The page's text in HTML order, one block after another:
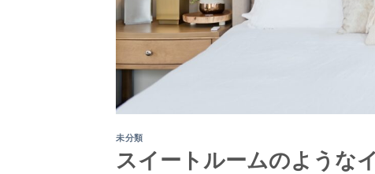
未分類
スイートルームのような